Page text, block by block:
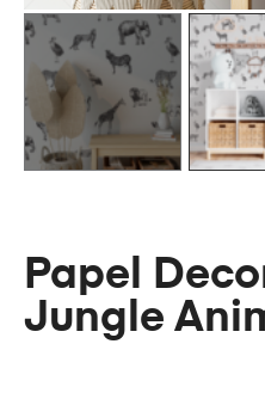
Papel
Jungle